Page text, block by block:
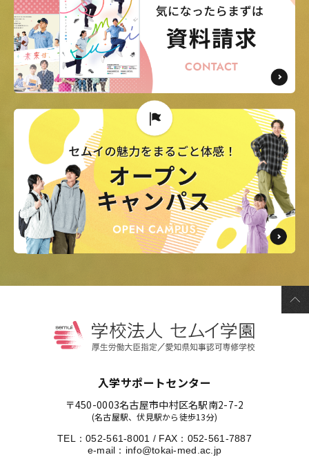
入学サポートセンター
〒450-0003名古屋市中村区名駅南2-7-2
(名古屋駅、伏見駅から徒歩13分)
TEL：052-561-8001 / FAX：052-561-7887
e-mail： info@tokai-med.ac.jp